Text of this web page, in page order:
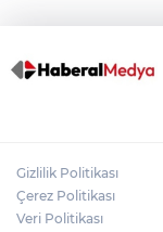
Gizlilik Politikası
Çerez Politikası
Veri Politikası